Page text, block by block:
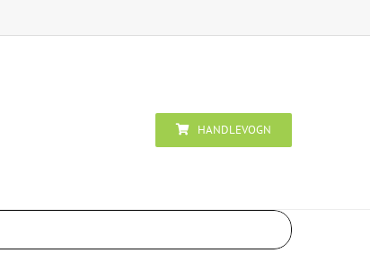
HANDLEVOGN